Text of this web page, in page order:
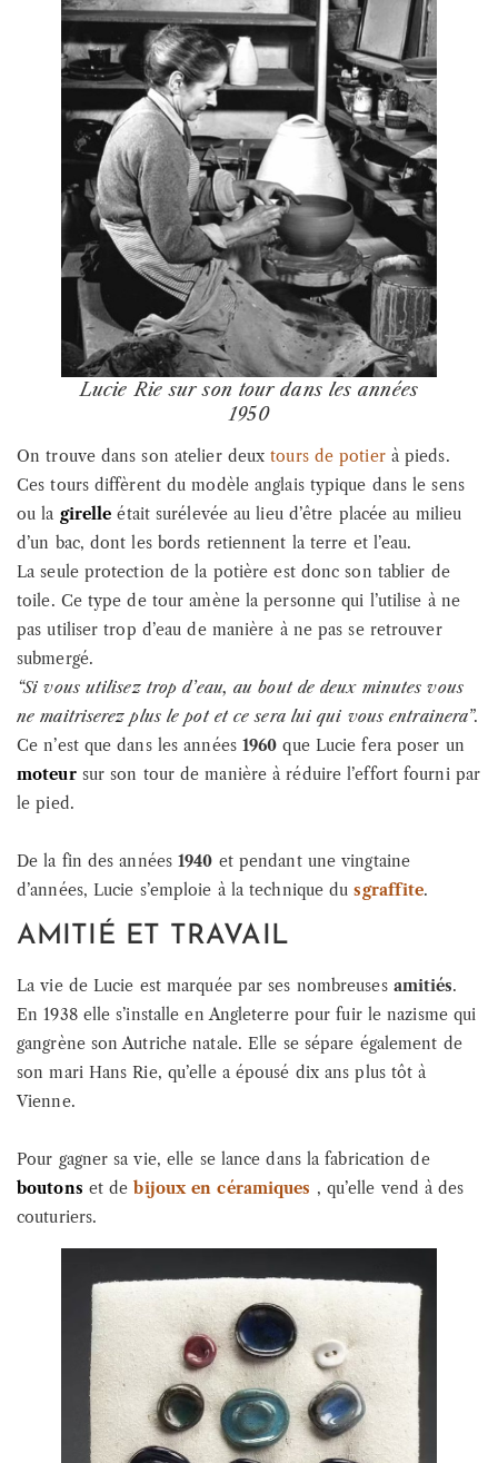
Lucie Rie sur son tour dans les années
1950
On trouve dans son atelier deuxtours de potierà pieds.
Ces tours diffèrent du modèle anglais typique dans le sens
ou la girelle était surélevée au lieu d’être placée au milieu
d’un bac, dont les bords retiennent la terre et l’eau.
La seule protection de la potière est donc son tablier de
toile. Ce type de tour amène la personne qui l’utilise à ne
pas utiliser trop d’eau de manière à ne pas se retrouver
submergé.
“Si vous utilisez trop d’eau, au bout de deux minutes vous
ne maitriserez plus le pot et ce sera lui qui vous entrainera”.
Ce n’est que dans les années 1960 que Lucie fera poser un
moteursur son tour de manière à réduire l’effort fourni par
le pied.
De la fin des années1940 et pendant une vingtaine
d’années, Lucie s’emploie à la technique dusgraffite.
AMITIÉ ET TRAVAIL
La vie de Lucie est marquée par ses nombreuses amitiés.
En 1938 elle s’installe en Angleterre pour fuir le nazisme qui
gangrène son Autriche natale. Elle se sépare également de
son mari Hans Rie, qu’elle a épousé dix ans plus tôt à
Vienne.
Pour gagner sa vie, elle se lance dans la fabrication de
boutons et debijoux en céramiques , qu’elle vend à des
couturiers.